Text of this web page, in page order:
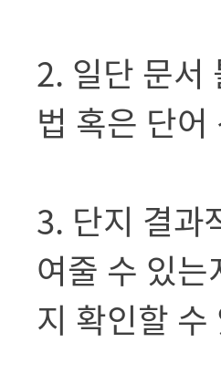
2. 일단 문서
법 혹은 단
3. 단지 결과
여줄 수 있
지 확인할 수